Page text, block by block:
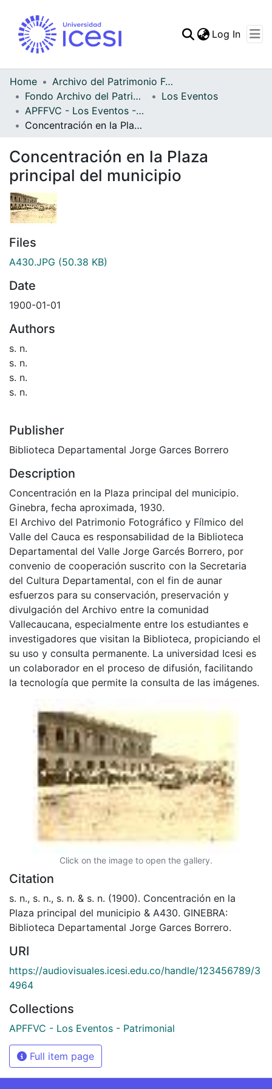
Statistics
Log In
Home
Archivo del Patrimonio Fotográfico y Fílmico del Valle del Cauca
Fondo Archivo del Patrimonio Fotográfico y Fílmico del Valle del Cauca
Los Eventos
APFFVC - Los Eventos - Patrimonial
Concentración en la Plaza principal del municipio
Concentración en la Plaza
principal del municipio
Files
A430.JPG (50.38 KB)
Date
1900-01-01
Authors
s. n.
s. n.
s. n.
s. n.
Publisher
Biblioteca Departamental Jorge Garces Borrero
Description
Concentración en la Plaza principal del municipio.
Ginebra, fecha aproximada, 1930.
El Archivo del Patrimonio Fotográfico y Fílmico del
Valle del Cauca es responsabilidad de la Biblioteca
Departamental del Valle Jorge Garcés Borrero, por
convenio de cooperación suscrito con la Secretaria
del Cultura Departamental, con el fin de aunar
esfuerzos para su conservación, preservación y
divulgación del Archivo entre la comunidad
Vallecaucana, especialmente entre los estudiantes e
investigadores que visitan la Biblioteca, propiciando el
su uso y consulta permanente. La universidad Icesi es
un colaborador en el proceso de difusión, facilitando
la tecnología que permite la consulta de las imágenes.
Click on the image to open the gallery.
Citation
s. n., s. n., s. n. & s. n. (1900). Concentración en la
Plaza principal del municipio & A430. GINEBRA:
Biblioteca Departamental Jorge Garces Borrero.
URI
https://audiovisuales.icesi.edu.co/handle/123456789/3
4964
Collections
APFFVC - Los Eventos - Patrimonial
Full item page